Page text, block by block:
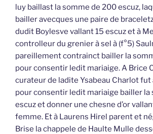
luy baillast la somme de 200 escuz,
bailler avecques une paire de
dudit Boylesve vallant 15 escuz et à
controlleur du grenier à sel à (f°5)
pareillement contrainct bailler la
pour consentir ledit mariaige. A Brice
curateur de ladite Ysabeau Charlot
pour consentir ledit mariaige bailler la
escuz et donner une chesne d’or
femme. Et à Laurens Hirel parent et
Brise la chappele de Haulte Mulle